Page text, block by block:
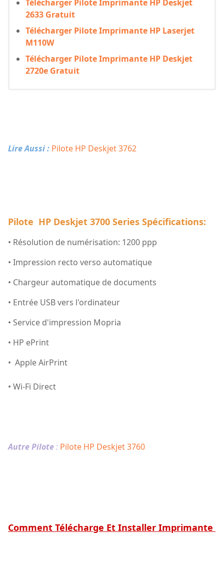
Télécharger Pilote Imprimante HP Deskjet
2633 Gratuit
Télécharger Pilote Imprimante HP Laserjet
M110W
Télécharger Pilote Imprimante HP Deskjet
2720e Gratuit
Lire Aussi : Pilote HP Deskjet 3762
Pilote HP Deskjet 3700 Series Spécifications:
• Résolution de numérisation: 1200 ppp
• Impression recto verso automatique
• Chargeur automatique de documents
• Entrée USB vers l'ordinateur
• Service d'impression Mopria
• HP ePrint
• Apple AirPrint
• Wi-Fi Direct
Autre Pilote: Pilote HP Deskjet 3760
Comment Télécharge Et Installer Imprimante